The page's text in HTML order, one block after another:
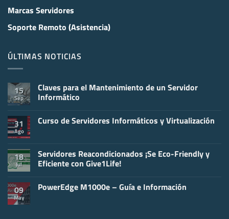
Marcas Servidores
Soporte Remoto (Asistencia)
ÚLTIMAS NOTICIAS
15
Sep
Claves para el Mantenimiento de un Servidor
Informático
comentarios
Mantenimiento
de
un
31
Ago
Curso de Servidores Informáticos y Virtualización
en
Curso
de
y
Virtualización
18
Jul
Servidores Reacondicionados ¡Se Eco-Friendly y
Eficiente con Give1Life!
comentarios
09
May
PowerEdge M1000e – Guía e Información